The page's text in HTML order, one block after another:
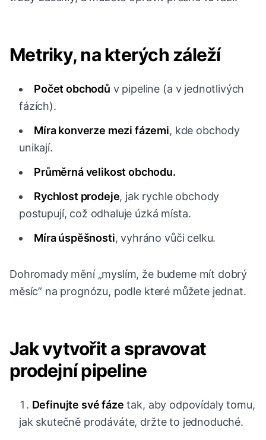
Metriky, na kterých záleží
Počet obchodů v pipeline (a v jednotlivých
fázích).
Míra konverze mezi fázemi, kde obchody
unikají.
Průměrná velikost obchodu.
Rychlost prodeje, jak rychle obchody
postupují, což odhaluje úzká místa.
Míra úspěšnosti, vyhráno vůči celku.
Dohromady mění „myslím, že budeme mít dobrý
měsíc” na prognózu, podle které můžete jednat.
Jak vytvořit a spravovat
prodejní pipeline
Definujte své fáze tak, aby odpovídaly tomu,
jak skutečně prodáváte, držte to jednoduché.